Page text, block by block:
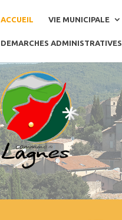
ACCUEIL VIE MUNICIPALE
DEMARCHES ADMINISTRATIVES